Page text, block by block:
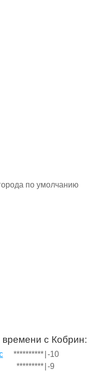
по умолчанию
времени с Кобрин:
********** -10
********* -9